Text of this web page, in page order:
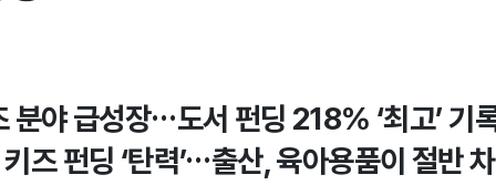
분야 급성장…도서 펀딩 218% ‘최고’ 기
즈 펀딩 ‘탄력’…출산, 육아용품이 절반